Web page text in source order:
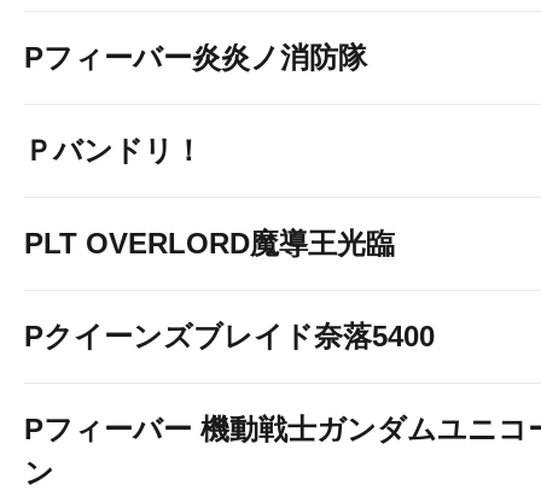
Pフィーバー炎炎ノ消防隊
Ｐバンドリ！
PLT OVERLORD魔導王光臨
Pクイーンズブレイド奈落5400
Pフィーバー 機動戦士ガンダムユニコ
ン